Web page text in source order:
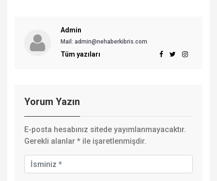
Admin
Mail: admin@nehaberkibris.com
Tüm yazıları
Yorum Yazın
E-posta hesabınız sitede yayımlanmayacaktır.
Gerekli alanlar * ile işaretlenmişdir.